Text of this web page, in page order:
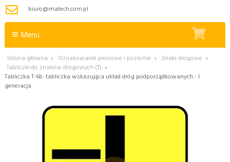
biuro@matech.com.pl
Menu
Strona główna › Oznakowanie pionowe i poziome › Znaki drogowe ›
Tabliczki do znaków drogowych (T) ›
Tabliczka T-6b: tabliczka wskazująca układ dróg podporządkowanych - I
generacja